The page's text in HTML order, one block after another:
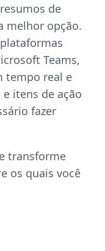
de
melhor opção.
Teams,
tempo real e
itens de ação
fazer
e transforme
os quais você